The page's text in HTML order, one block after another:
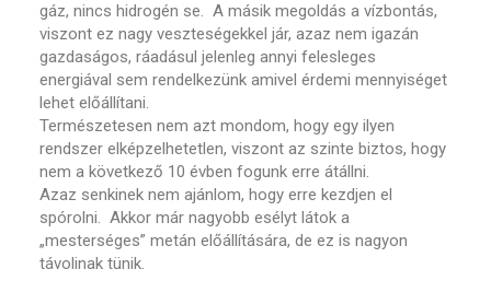
gáz, nincs hidrogén se. A másik megoldás a vízbontás,
viszont ez nagy veszteségekkel jár, azaz nem igazán
gazdaságos, ráadásul jelenleg annyi felesleges
energiával sem rendelkezünk amivel érdemi mennyiséget
lehet előállítani.
Természetesen nem azt mondom, hogy egy ilyen
rendszer elképzelhetetlen, viszont az szinte biztos, hogy
nem a következő 10 évben fogunk erre átállni.
Azaz senkinek nem ajánlom, hogy erre kezdjen el
spórolni. Akkor már nagyobb esélyt látok a
„mesterséges” metán előállítására, de ez is nagyon
távolinak tünik.